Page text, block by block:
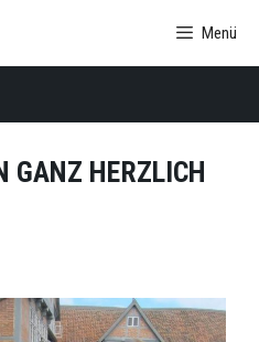
Menü
GANZ HERZLICH